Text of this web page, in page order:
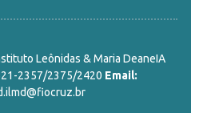
Leônidas & Maria DeaneIA
2357/2375/2420 Email: